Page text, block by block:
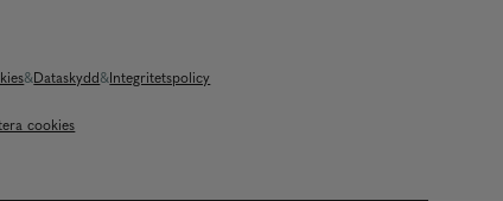
Dataskydd Integritetspolicy
cookies